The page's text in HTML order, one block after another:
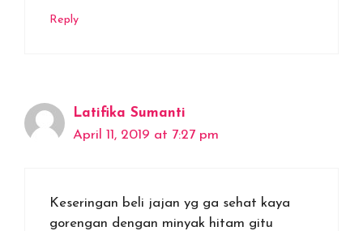
Reply
Latifika Sumanti
April 11, 2019 at 7:27 pm
Keseringan beli jajan yg ga sehat kaya
gorengan dengan minyak hitam gitu